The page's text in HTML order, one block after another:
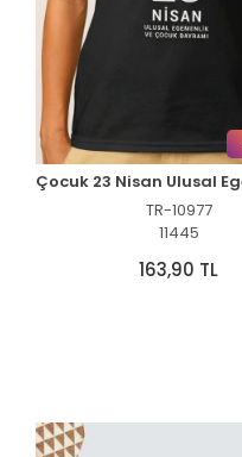
TR-10977
11445
163,90 TL